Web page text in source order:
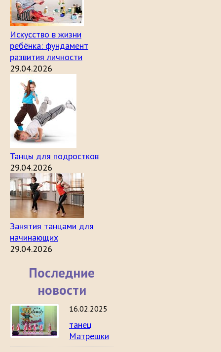
Искусство в жизни
ребёнка: фундамент
развития личности
29.04.2026
Танцы для подростков
29.04.2026
Занятия танцами для
начинающих
29.04.2026
Последние
новости
16.02.2025
танец
Матрешки